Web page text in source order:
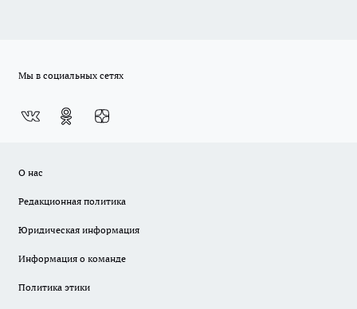
Мы в социальных сетях
О нас
Редакционная политика
Юридическая информация
Информация о команде
Политика этики